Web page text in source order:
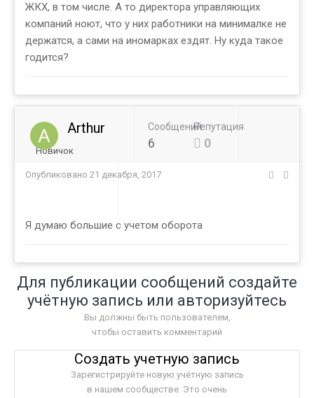
ЖКХ, в том числе. А то директора управляющих
компаний ноют, что у них работники на минималке не
держатся, а сами на иномарках ездят. Ну куда такое
годится?
Arthur
Новичок
Сообщений
6
Репутация
0
Опубликовано 21 декабря, 2017
Я думаю большие с учетом оборота
Для публикации сообщений создайте
учётную запись или авторизуйтесь
Вы должны быть пользователем,
чтобы оставить комментарий
Создать учетную запись
Зарегистрируйте новую учётную запись
в нашем сообществе. Это очень